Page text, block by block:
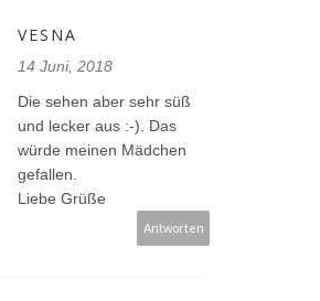
VESNA
14 Juni, 2018
Die sehen aber sehr süß
und lecker aus :-). Das
würde meinen Mädchen
gefallen.
Liebe Grüße
Antworten